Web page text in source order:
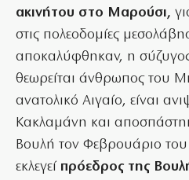
ακινήτου στο Μαρούσι,
στις πολεοδομίες
αποκαλύφθηκαν, η
θεωρείται άνθρωπος του
ανατολικό Αιγαίο, είναι
Κακλαμάνη και
Βουλή τον Φεβρουάριο του
εκλεγεί πρόεδρος της